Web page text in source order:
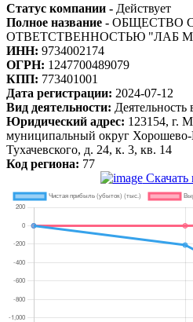
Статус компании - Действует
Полное название - ОБЩЕСТВО
ОТВЕТСТВЕННОСТЬЮ "ЛАБ
ИНН: 9734002174
ОГРН: 1247700489079
КПП: 773401001
Дата регистрации: 2024-07-12
Вид деятельности:
Юридический адрес: 123154, г.
муниципальный округ
Тухачевского, д. 24, к. 3, кв. 14
Код региона: 77
Скачать